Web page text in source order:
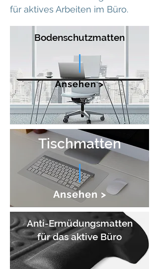
für aktives Arbeiten im Büro.
Bodenschutzmatten
Ansehen >
Tischmatten
Ansehen >
Anti-Ermüdungsmatten
für das aktive Büro